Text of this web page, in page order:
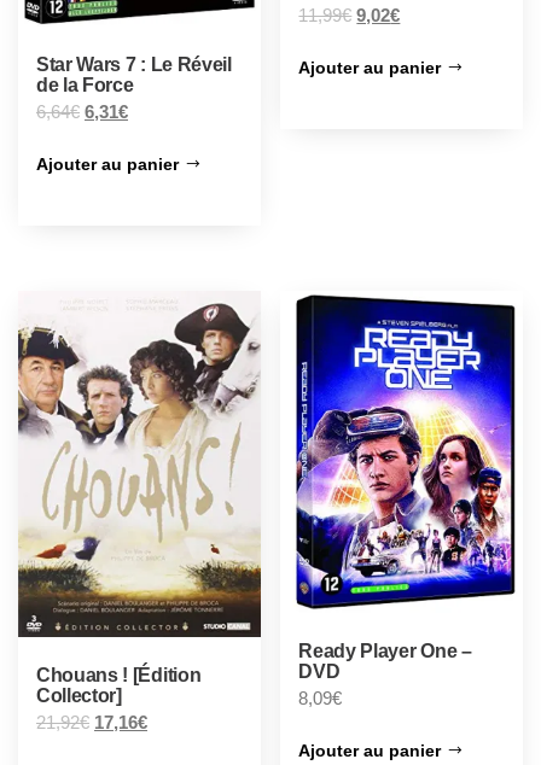
Star Wars 7 : Le Réveil
de la Force
6,64€ 6,31€
Ajouter au panier
11,99€ 9,02€
Ajouter au panier
Chouans ! [Édition
Collector]
21,92€ 17,16€
Ready Player One –
DVD
8,09€
Ajouter au panier